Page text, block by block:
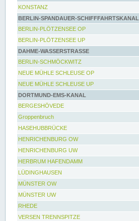
KONSTANZ
BERLIN-SPANDAUER-SCHIFFFAHRTSKANAL
BERLIN-PLÖTZENSEE OP
BERLIN-PLÖTZENSEE UP
DAHME-WASSERSTRASSE
BERLIN-SCHMÖCKWITZ
NEUE MÜHLE SCHLEUSE OP
NEUE MÜHLE SCHLEUSE UP
DORTMUND-EMS-KANAL
BERGESHÖVEDE
Groppenbruch
HASEHUBBRÜCKE
HENRICHENBURG OW
HENRICHENBURG UW
HERBRUM HAFENDAMM
LÜDINGHAUSEN
MÜNSTER OW
MÜNSTER UW
RHEDE
VERSEN TRENNSPITZE